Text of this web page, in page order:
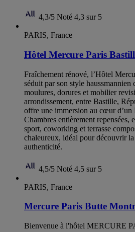
4,3/5 Noté 4,3 sur 5
PARIS, France
Hôtel Mercure Paris
Fraîchement rénové, l’Hôtel
séduit par son style haussmannien
moulures, dorures et mobilier
arrondissement, entre Bastille,
offre une immersion au cœur d’un
Chambres entièrement repensées,
sport, coworking et terrasse
chaleureux, idéal pour découvrir
authenticité.
4,5/5 Noté 4,5 sur 5
PARIS, France
Mercure Paris Butte
Bienvenue à l'hôtel MERCURE